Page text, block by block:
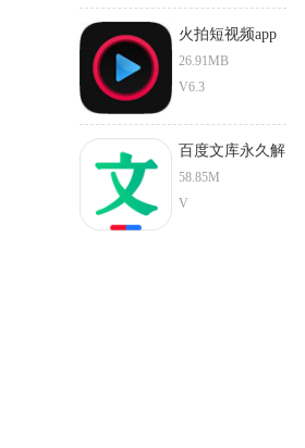
火拍短视频app
安卓版
26.91MB
V6.3
百度文库永久解
锁版app
58.85M
V